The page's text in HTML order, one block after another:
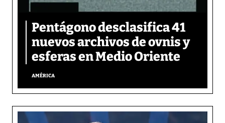
Pentágono desclasifica 41
nuevos archivos de ovnis y
esferas en Medio Oriente
AMÉRICA